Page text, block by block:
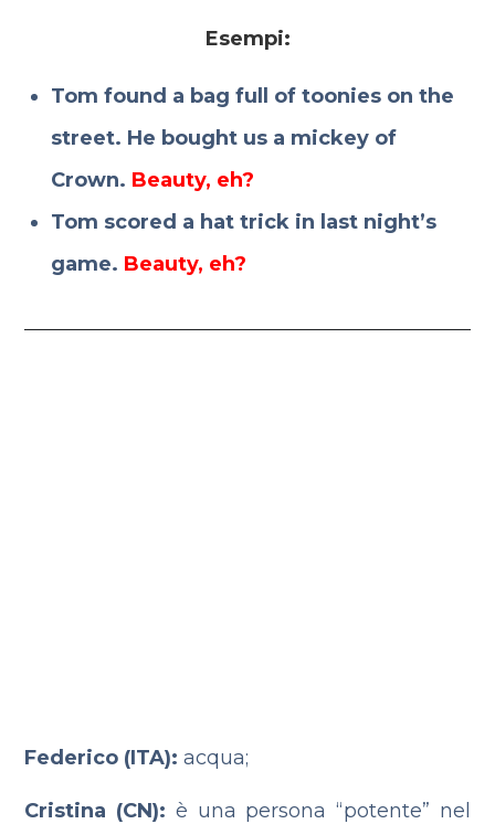
Esempi:
Tom found a bag full of toonies on the
street. He bought us a mickey of
Crown. Beauty, eh?
Tom scored a hat trick in last night’s
game. Beauty, eh?
Federico (ITA): acqua;
Cristina (CN): è una persona “potente” nel